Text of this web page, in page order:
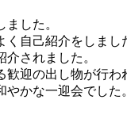
した。
自己紹介をしまし
されました。
迎の出し物が行わ
かな一迎会でした。